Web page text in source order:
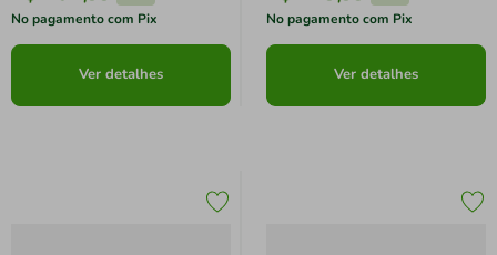
No pagamento com Pix
Ver detalhes
No pagamento com Pix
Ver detalhes